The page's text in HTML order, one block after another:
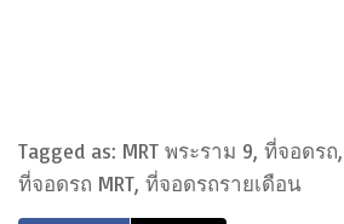
Tagged as: MRT พระราม 9, ที่จอดร
ที่จอดรถ MRT, ที่จอดรถรายเดือน